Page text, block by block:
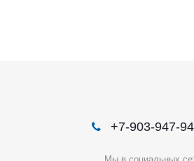
+7-903-947-